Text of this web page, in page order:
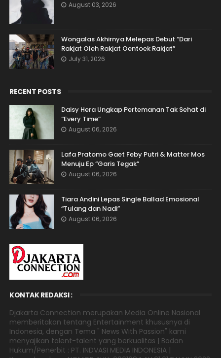
August 03, 2026
Wongalas Akhirnya Melepas Debut “Dari
Rakjat Oleh Rakjat Oentoek Rakjat”
July 31, 2026
RECENT POSTS
Daisy Hera Ungkap Pertemanan Tak Sehat di
“Every Time”
August 06, 2026
Lafa Pratomo Gaet Feby Putri & Matter Mos
Menuju Ep “Garis Tegak”
August 06, 2026
Tiara Andini Lepas Single Ballad Emosional
“Tulang dan Nadi”
August 06, 2026
KONTAK REDAKSI :
Djakarta Connection merupakan Media Online Nasional
memberitakan tentang Entertainment khususnya di
Indonesia, dengan Tema " News With Passion" kami
menyajikan talent-talent yang berkualitas | Badan
Hukum/Penerbit : PT. INDVASI MEDIA INDONESIA |